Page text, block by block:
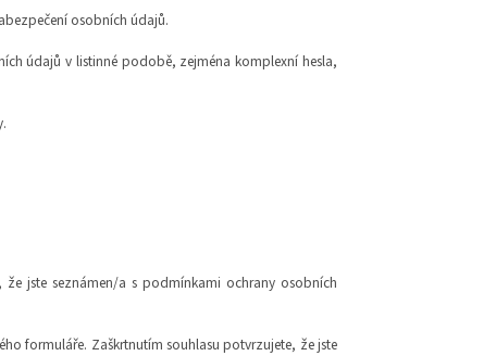
osobních údajů.
údajů v listinné podobě, zejména komplexní hesla,
jste seznámen/a s podmínkami ochrany osobních
formuláře. Zaškrtnutím souhlasu potvrzujete, že jste